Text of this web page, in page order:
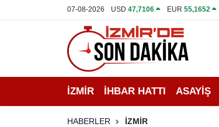
07-08-2026 USD47,7106 EUR 55,1652
İZMİR İHBAR HATTI ASAYİŞ
HABERLER İZMİR
İHBAR HATTI
DEPREM
İzmir Nöbetçi Eczaneler
İzmir Hava Durumu
İzmir Namaz Vakitleri